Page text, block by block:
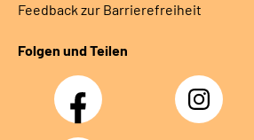
Feedback zur Barrierefreiheit
Folgen und Teilen
Facebook Instagram